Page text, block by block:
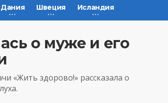
Дания Швеция Исландия
о муже и его
«Жить здорово!» рассказала о